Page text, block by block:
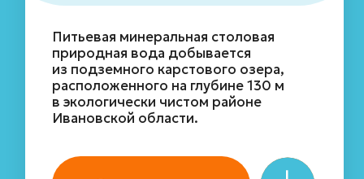
политикойобработки персональных данных
Где используется
воды?